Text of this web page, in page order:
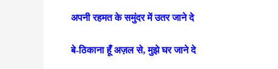
अपनी रहमत के समुंदर में उतर जाने दे
बे-ठिकाना हूँ अज़ल से, मुझे घर जाने दे